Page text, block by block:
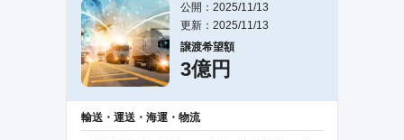
公開：2025/11/13
更新：2025/11/13
譲渡希望額
3億円
輸送・運送・海運・物流